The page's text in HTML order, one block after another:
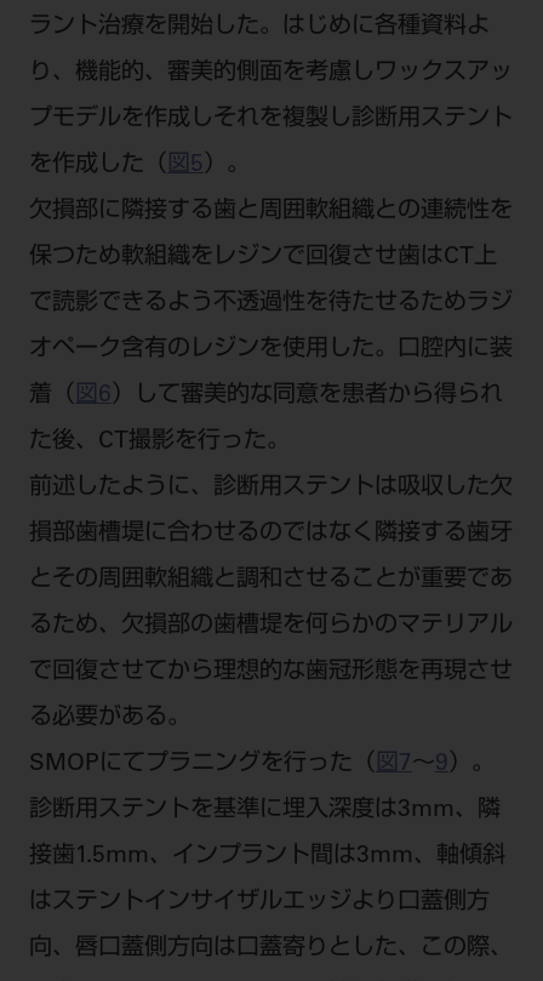
ラント治療を開始した。はじめに各種資料よ
り、機能的、審美的側面を考慮しワックスアッ
プモデルを作成しそれを複製し診断用ステント
を作成した（ 図5 ）。
欠損部に隣接する歯と周囲軟組織との連続性を
保つため軟組織をレジンで回復させ歯はCT上
で読影できるよう不透過性を待たせるためラジ
オペーク含有のレジンを使用した。口腔内に装
着（ 図6）して審美的な同意を患者から得られ
た後、CT撮影を行った。
前述したように、診断用ステントは吸収した欠
損部歯槽堤に合わせるのではなく隣接する歯牙
とその周囲軟組織と調和させることが重要であ
るため、欠損部の歯槽堤を何らかのマテリアル
で回復させてから理想的な歯冠形態を再現させ
る必要がある。
SMOPにてプラニングを行った（ 図7～9 ）。
診断用ステントを基準に埋入深度は3mm、隣
接歯1.5mm、インプラント間は3mm、軸傾斜
はステントインサイザルエッジより口蓋側方
向、唇口蓋側方向は口蓋寄りとした、この際、